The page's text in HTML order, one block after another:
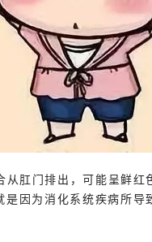
肛门排出，可能呈鲜红
因为消化系统疾病所导